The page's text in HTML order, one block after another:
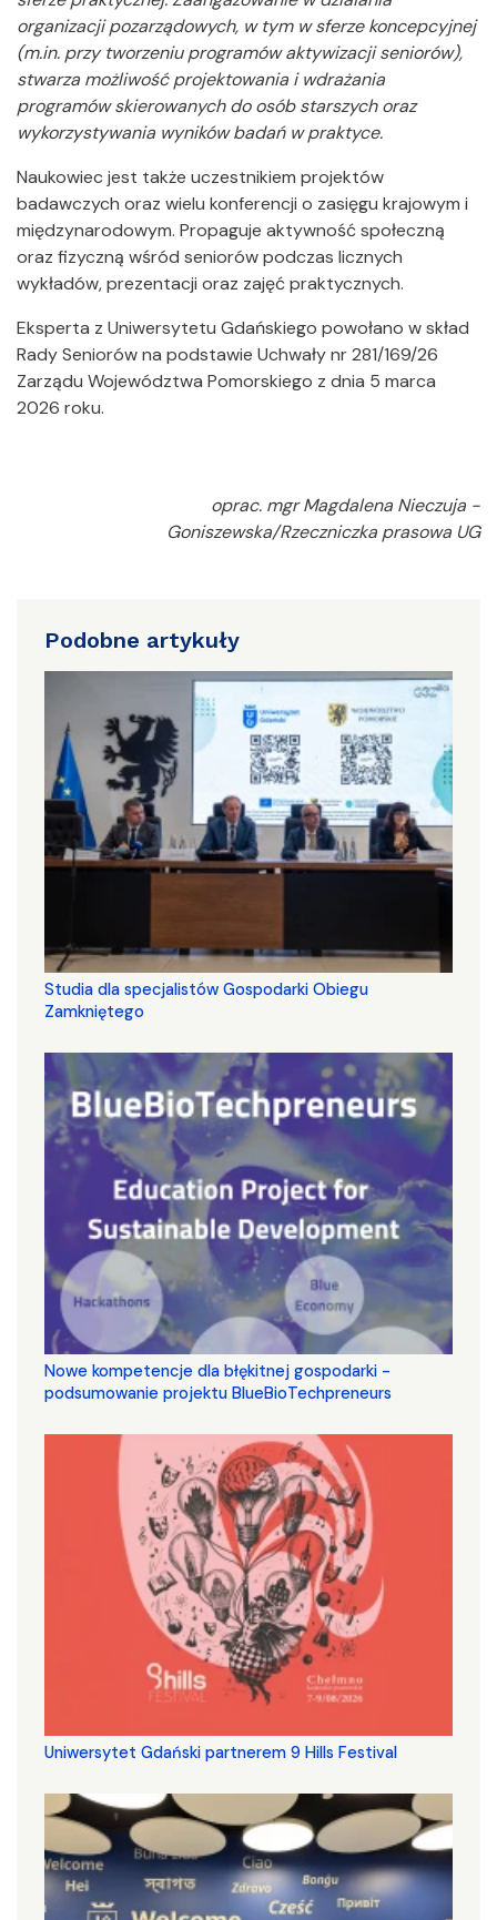
organizacji pozarządowych, w tym w sferze koncepcyjnej
(m.in. przy tworzeniu programów aktywizacji seniorów),
stwarza możliwość projektowania i wdrażania
programów skierowanych do osób starszych oraz
wykorzystywania wyników badań w praktyce.
Naukowiec jest także uczestnikiem projektów
badawczych oraz wielu konferencji o zasięgu krajowym i
międzynarodowym. Propaguje aktywność społeczną
oraz fizyczną wśród seniorów podczas licznych
wykładów, prezentacji oraz zajęć praktycznych.
Eksperta z Uniwersytetu Gdańskiego powołano w skład
Rady Seniorów na podstawie Uchwały nr 281/169/26
Zarządu Województwa Pomorskiego z dnia 5 marca
2026 roku.
oprac. mgr Magdalena Nieczuja -
Goniszewska/Rzeczniczka prasowa UG
Podobne artykuły
Studia dla specjalistów Gospodarki Obiegu
Zamkniętego
Nowe kompetencje dla błękitnej gospodarki -
podsumowanie projektu BlueBioTechpreneurs
Uniwersytet Gdański partnerem 9 Hills Festival